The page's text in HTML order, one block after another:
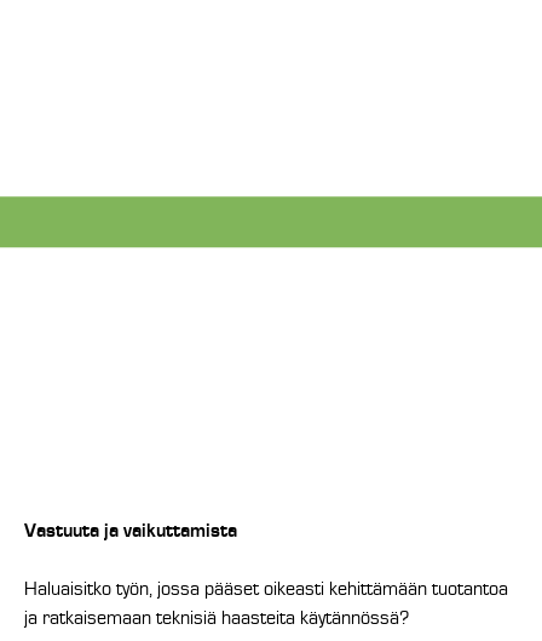
Vastuuta ja vaikuttamista
Haluaisitko työn, jossa pääset oikeasti kehittämään tuotantoa
ja ratkaisemaan teknisiä haasteita käytännössä?